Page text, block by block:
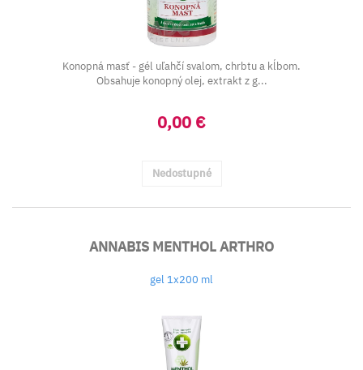
Konopná masť - gél uľahčí svalom, chrbtu a kĺbom.
Obsahuje konopný olej, extrakt z g...
0,00 €
Nedostupné
ANNABIS MENTHOL ARTHRO
gel 1x200 ml